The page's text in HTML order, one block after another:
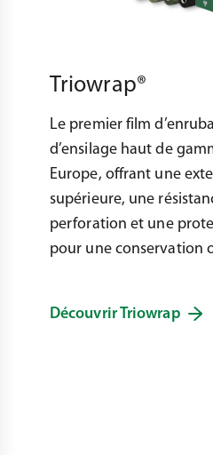
Triowrap®
Le premier film
d’ensilage haut de
Europe, offrant une
supérieure, une
perforation et une
pour une conservation
Découvrir Triowrap